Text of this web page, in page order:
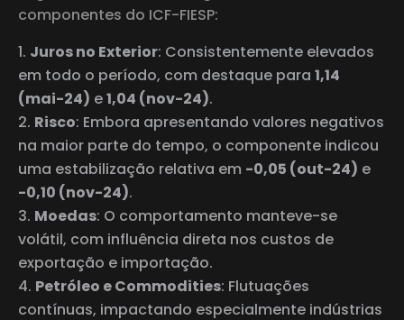
componentes do ICF-FIESP:
Juros no Exterior: Consistentemente elevados
em todo o período, com destaque para 1,14
(mai-24) e1,04 (nov-24).
Risco: Embora apresentando valores negativos
na maior parte do tempo, o componente indicou
uma estabilização relativa em -0,05 (out-24) e
-0,10 (nov-24).
Moedas: O comportamento manteve-se
volátil, com influência direta nos custos de
exportação e importação.
Petróleo e Commodities: Flutuações
contínuas, impactando especialmente indústrias